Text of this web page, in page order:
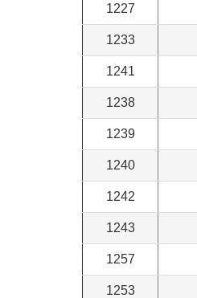
1227
1233
1241
1238
1239
1240
1242
1243
1257
1253